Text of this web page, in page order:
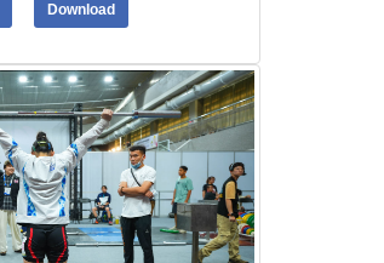
Download